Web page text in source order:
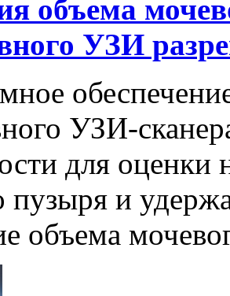
объема
УЗИ
УЗИ-
для оценки
пузыря и
объема